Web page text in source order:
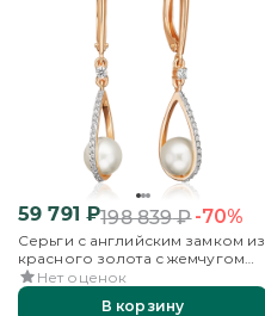
59 791 ₽198 839₽-70%
Серьги с английским замком из
красного золота с жемчугом
культивированным и
фианитами
Нет оценок
В корзину